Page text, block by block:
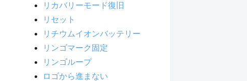
リカバリーモード復旧
リセット
リチウムイオンバッテリー
リンゴマーク固定
リンゴループ
ロゴから進まない